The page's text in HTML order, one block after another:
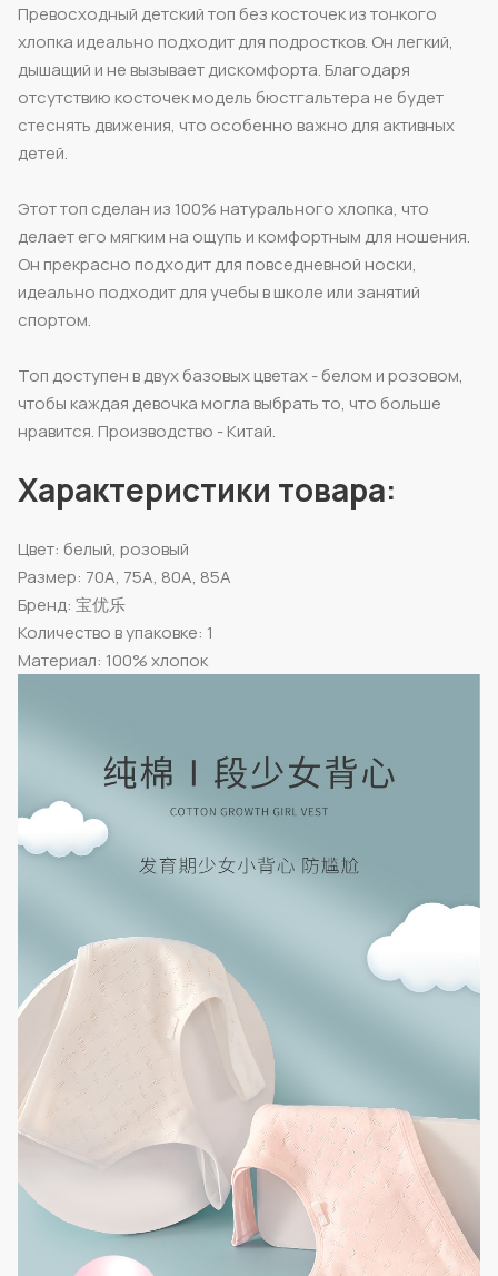
Превосходный детский топ без косточек из тонкого
хлопка идеально подходит для подростков. Он легкий,
дышащий и не вызывает дискомфорта. Благодаря
отсутствию косточек модель бюстгальтера не будет
стеснять движения, что особенно важно для активных
детей.
Этот топ сделан из 100% натурального хлопка, что
делает его мягким на ощупь и комфортным для ношения.
Он прекрасно подходит для повседневной носки,
идеально подходит для учебы в школе или занятий
спортом.
Топ доступен в двух базовых цветах - белом и розовом,
чтобы каждая девочка могла выбрать то, что больше
нравится. Производство - Китай.
Характеристики товара:
Цвет: белый, розовый
Размер: 70A, 75A, 80A, 85A
Бренд: 宝优乐
Количество в упаковке: 1
Материал: 100% хлопок